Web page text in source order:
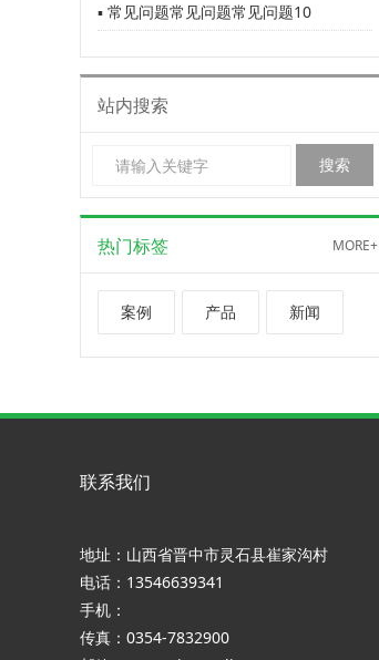
▪ 常见问题常见问题常见问题10
站内搜索
MORE+
热门标签
案例 产品 新闻
联系我们
地址：山西省晋中市灵石县崔家沟村
电话：13546639341
手机：
传真：0354-7832900